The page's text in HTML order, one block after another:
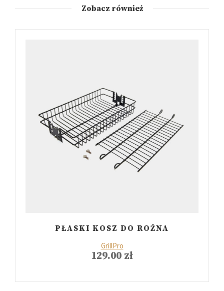
Zobacz również
PŁASKI KOSZ DO ROŻNA
GrillPro
129.00 zł